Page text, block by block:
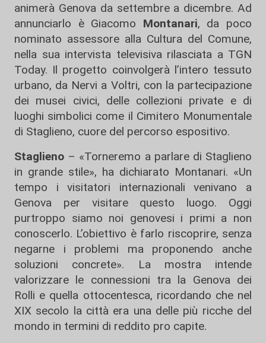
animerà Genova da settembre a dicembre. Ad
annunciarlo è Giacomo Montanari, da poco
nominato assessore alla Cultura del Comune,
nella sua intervista televisiva rilasciata a TGN
Today. Il progetto coinvolgerà l’intero tessuto
urbano, da Nervi a Voltri, con la partecipazione
dei musei civici, delle collezioni private e di
luoghi simbolici come il Cimitero Monumentale
di Staglieno, cuore del percorso espositivo.
Staglieno – «Torneremo a parlare di Staglieno
in grande stile», ha dichiarato Montanari. «Un
tempo i visitatori internazionali venivano a
Genova per visitare questo luogo. Oggi
purtroppo siamo noi genovesi i primi a non
conoscerlo. L’obiettivo è farlo riscoprire, senza
negarne i problemi ma proponendo anche
soluzioni concrete». La mostra intende
valorizzare le connessioni tra la Genova dei
Rolli e quella ottocentesca, ricordando che nel
XIX secolo la città era una delle più ricche del
mondo in termini di reddito pro capite.